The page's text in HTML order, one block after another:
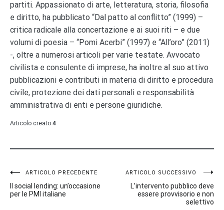
partiti. Appassionato di arte, letteratura, storia, filosofia
e diritto, ha pubblicato “Dal patto al conflitto” (1999) –
critica radicale alla concertazione e ai suoi riti – e due
volumi di poesia – “Pomi Acerbi” (1997) e “All’oro” (2011)
-, oltre a numerosi articoli per varie testate. Avvocato
civilista e consulente di imprese, ha inoltre al suo attivo
pubblicazioni e contributi in materia di diritto e procedura
civile, protezione dei dati personali e responsabilità
amministrativa di enti e persone giuridiche.
Articolo creato 4
Navigazione
articoli
ARTICOLO PRECEDENTE
Il social lending: un’occasione
per le PMI italiane
ARTICOLO SUCCESSIVO
L’intervento pubblico deve
essere provvisorio e non
selettivo